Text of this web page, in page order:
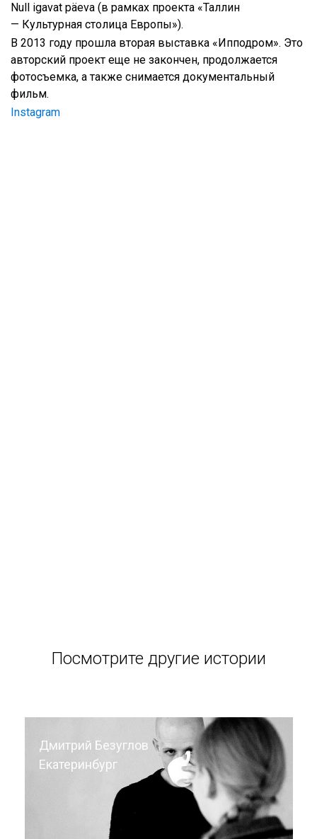
Null igavat päeva (в рамках проекта «Таллин
— Культурная столица Европы»).
В 2013 году прошла вторая выставка «Ипподром». Это
авторский проект еще не закончен, продолжается
фотосъемка, а также снимается документальный
фильм.
Instagram
Посмотрите другие истории
Дмитрий Безуглов
Екатеринбург